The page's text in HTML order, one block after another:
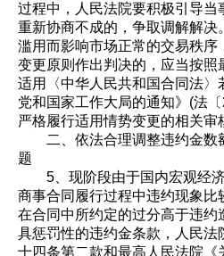
过程中，人民法院要积极引导当
重新协商不成的，争取调解解决
滥用而影响市场正常的交易秩序
变更原则作出判决的，应当按照
适用〈中华人民共和国合同法〉
党和国家工作大局的通知》(法
严格履行适用情势变更的相关审
二、依法合理调整违约金数
题
5、现阶段由于国内宏观经济
商事合同履行过程中违约现象比
在合同中所约定的过分高于违约
具惩罚性的违约金条款，人民法
十四条第二款和最高人民法院《